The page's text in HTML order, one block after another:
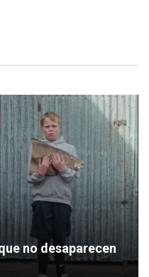
no desaparecen